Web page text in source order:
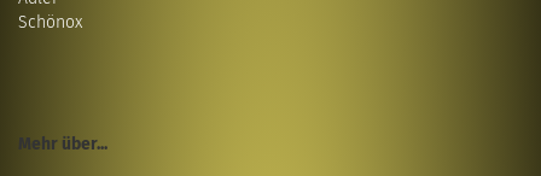
Schönox
Mehr über...